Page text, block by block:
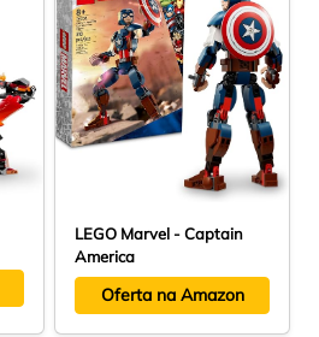
LEGO Marvel - Captain
America
Oferta na Amazon